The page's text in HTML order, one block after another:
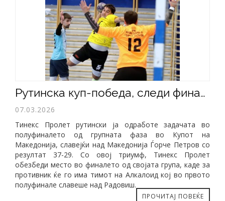
Рутинска куп-победа, следи финале со Алкалоид
07.03.2026
Тинекс Пролет рутински ја одработе задачата во
полуфиналето од групната фаза во Купот на
Македонија, славејќи над Македонија Ѓорче Петров со
резултат 37-29. Со овој триумф, Тинекс Пролет
обезбеди место во финалето од својата група, каде за
противник ќе го има тимот на Алкалоид кој во првото
полуфинале славеше над Радовиш.
ПРОЧИТАЈ ПОВЕЌЕ